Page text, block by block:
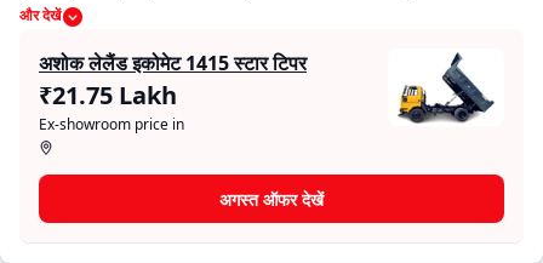
हैं।91trucks खरीददारों और मालिकों को सूचित निर्णय लेने में सहायता
ताकत और कमजोरियों पर आधारित मूल्यांकन के साथ-साथ, इस प्लेटफ़ॉर्म
पर एक विशेष सेक्शन है जहाँ असली मालिक अशोक लेलैंड इकोमेट 1415
स्टार टिपर के साथ अपने अनुभव साझा करते हैं। ये सीधे अनुभव प्रदर्शन,
आराम, माइलेज और विश्वसनीयता के बारे में व्यावहारिक जानकारी देते हैं,
जिससे भविष्य के खरीदार यह तय कर सकते हैं कि क्या
इकोमेट 1415 स्टार टिपरउनकी जरूरतों के लिए सही है।
और देखें
अशोक लेलैंड इकोमेट 1415 स्टार टिपर
₹21.75 Lakh
Ex-showroom price in
अगस्त ऑफर देखें